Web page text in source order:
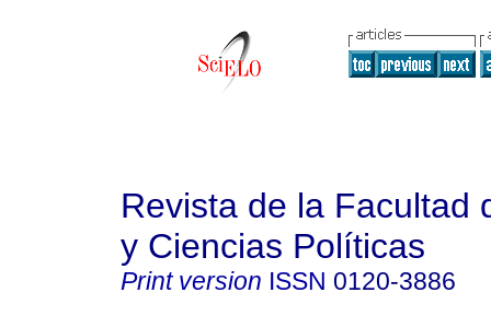
Revista de la Facultad
y Ciencias Políticas
Print version ISSN 0120-3886